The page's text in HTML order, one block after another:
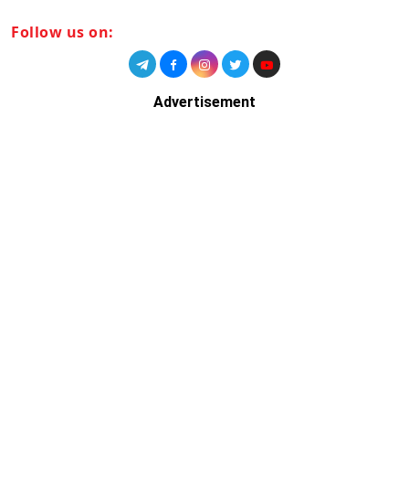
Follow us on:
Advertisement